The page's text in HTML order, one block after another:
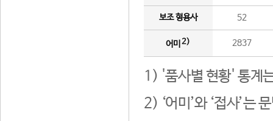
보조 형용사 52
어미 2) 2837
1) '품사별 현황' 통계
2) ‘어미’와 ‘접사’는